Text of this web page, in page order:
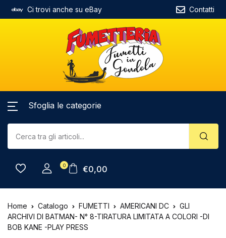
Ci trovi anche su eBay Contatti
Sfoglia le categorie
0 €0,00
Home Catalogo FUMETTI AMERICANI DC
GLI
ARCHIVI DI BATMAN- N° 8-TIRATURA LIMITATA A COLORI -DI
BOB KANE -PLAY PRESS